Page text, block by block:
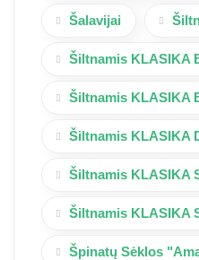
Šalavijai
Šiltnamis KLASIKA
Šiltnamis KLASIKA
Šiltnamis KLASIKA
Šiltnamis KLASIKA
Šiltnamis KLASIKA
Špinatų Sėklos